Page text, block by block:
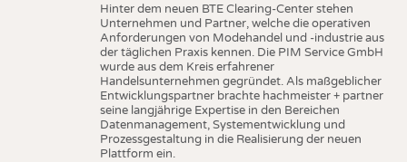
Hinter dem neuen BTE Clearing-Center stehen
Unternehmen und Partner, welche die operativen
Anforderungen von Modehandel und -industrie aus
der täglichen Praxis kennen. Die PIM Service GmbH
wurde aus dem Kreis erfahrener
Handelsunternehmen gegründet. Als maßgeblicher
Entwicklungspartner brachte hachmeister + partner
seine langjährige Expertise in den Bereichen
Datenmanagement, Systementwicklung und
Prozessgestaltung in die Realisierung der neuen
Plattform ein.